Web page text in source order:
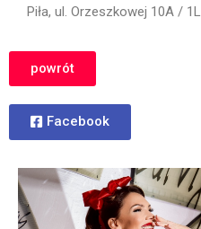
Piła, ul. Orzeszkowej 10A / 1L
powrót
Facebook